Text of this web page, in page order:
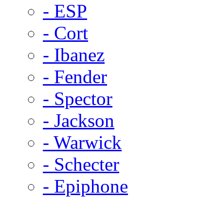
- ESP
- Cort
- Ibanez
- Fender
- Spector
- Jackson
- Warwick
- Schecter
- Epiphone